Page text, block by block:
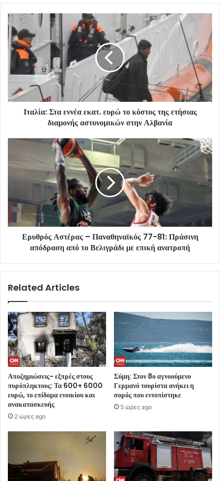
Ιταλία: Στα εννέα εκατ. ευρώ το κόστος της ετήσιας
διαμονής αστυνομικών στην Αλβανία
Ερυθρός Αστέρας – Παναθηναϊκός 77-81: Πράσινη
απόδραση από το Βελιγράδι με επική ανατροπή
Related Articles
Αποζημιώσεις- εξπρές στους
πυρόπληκτους: Τα 600+ 6000
ευρώ, το επίδομα ενοικίου και
ανακατασκευής
2 ώρες ago
Σύμη: Στον 8ο αγνοούμενο
Γερμανό τουρίστα ανήκει η
σορός που εντοπίστηκε
5 ώρες ago